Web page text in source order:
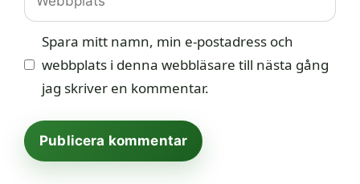
Spara mitt namn, min e-postadress och
webbplats i denna webbläsare till nästa gång
jag skriver en kommentar.